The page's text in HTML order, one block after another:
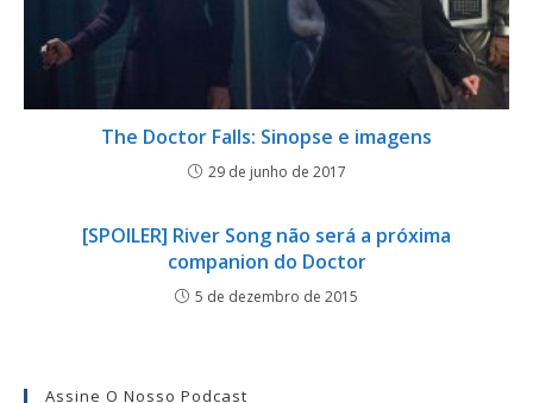
The Doctor Falls: Sinopse e imagens
29 de junho de 2017
[SPOILER] River Song não será a próxima
companion do Doctor
5 de dezembro de 2015
Assine O Nosso Podcast